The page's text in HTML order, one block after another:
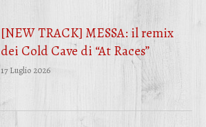
[NEW TRACK] MESSA: il remix
dei Cold Cave di “At Races”
17 Luglio 2026